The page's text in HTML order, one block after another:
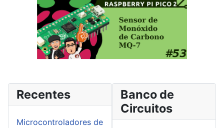
Recentes
Microcontroladores de
Banco de
Circuitos